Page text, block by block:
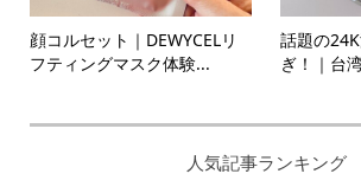
顔コルセット｜DEWYCELリ
フティングマスク体験...
話題の
ぎ！｜台
人気記事ランキング